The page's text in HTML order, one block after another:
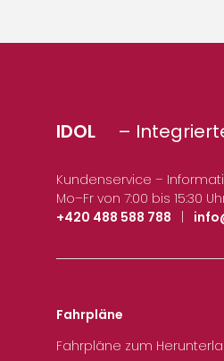
IDOL –
Kundenservice –
Mo–Fr von 7:00 bis 15:30
+420 488 588 788
|
Fahrpläne
Fahrpläne zum